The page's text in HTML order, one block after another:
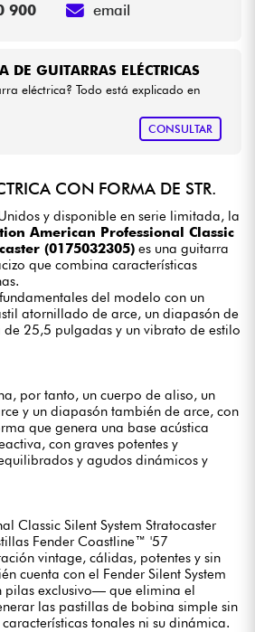
DE GUITARRAS ELÉCTRICAS
eléctrica? Todo está explicado en
CONSULTAR
900 email
CON FORMA DE STR.
y disponible en serie limitada, la
American Professional Classic
(0175032305) es una guitarra
que combina características
del modelo con un
atornillado de arce, un diapasón de
25,5 pulgadas y un vibrato de estilo
por tanto, un cuerpo de aliso, un
y un diapasón también de arce, con
que genera una base acústica
con graves potentes y
y agudos dinámicos y
Classic Silent System Stratocaster
Fender Coastline™ '57
vintage, cálidas, potentes y sin
cuenta con el Fender Silent System
exclusivo— que elimina el
las pastillas de bobina simple sin
tonales ni su dinámica.